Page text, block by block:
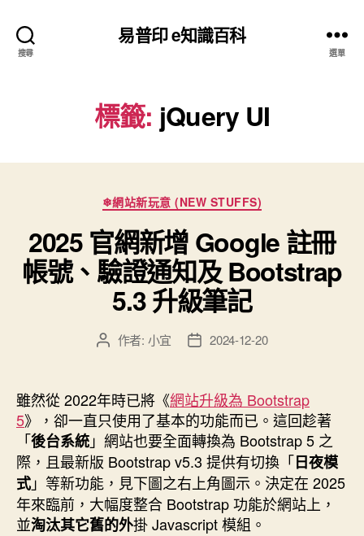
搜尋
易普印 e知識百科
選單
標籤: jQuery UI
分
類
❄網站新玩意 (NEW STUFFS)
2025 官網新增 Google 註冊
帳號、驗證通知及 Bootstrap
5.3 升級筆記
文
者
作者: 小宜
文
佈
日
期
2024-12-20
雖然從 2022年時已將《網站升級為 Bootstrap
5》，卻一直只使用了基本的功能而已。這回趁著
「後台系統」網站也要全面轉換為 Bootstrap 5 之
際，且最新版 Bootstrap v5.3 提供有切換「日夜模
式」等新功能，見下圖之右上角圖示。決定在 2025
年來臨前，大幅度整合 Bootstrap 功能於網站上，
並淘汰其它舊的外掛 Javascript 模組。